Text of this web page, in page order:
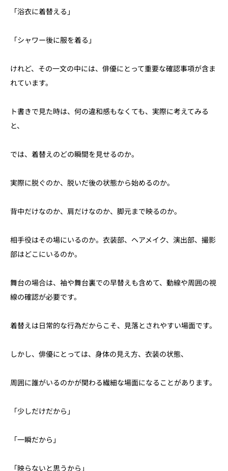
「浴衣に着替える」
「シャワー後に服を着る」
けれど、その一文の中には、俳優にとって重要な確認事項が含ま
れています。
ト書きで見た時は、何の違和感もなくても、実際に考えてみる
と、
では、着替えのどの瞬間を見せるのか。
実際に脱ぐのか、脱いだ後の状態から始めるのか。
背中だけなのか、肩だけなのか、脚元まで映るのか。
相手役はその場にいるのか。衣装部、ヘアメイク、演出部、撮影
部はどこにいるのか。
舞台の場合は、袖や舞台裏での早替えも含めて、動線や周囲の視
線の確認が必要です。
着替えは日常的な行為だからこそ、見落とされやすい場面です。
しかし、俳優にとっては、身体の見え方、衣装の状態、
周囲に誰がいるのかが関わる繊細な場面になることがあります。
「少しだけだから」
「一瞬だから」
「映らないと思うから」